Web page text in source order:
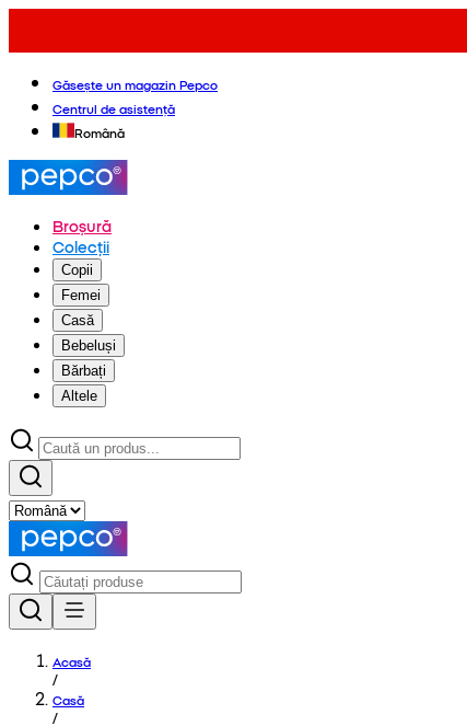
Găsește un magazin Pepco
Centrul de asistență
Română
Broșură
Colecții
Copii
Femei
Casă
Bebeluși
Bărbați
Altele
Acasă
/
Casă
/